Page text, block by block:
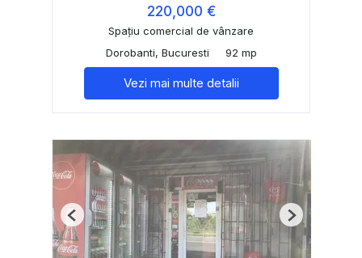
220,000 €
Spațiu comercial de vânzare
Dorobanti, Bucuresti
92 mp
Vezi mai multe detalii
Previous Next